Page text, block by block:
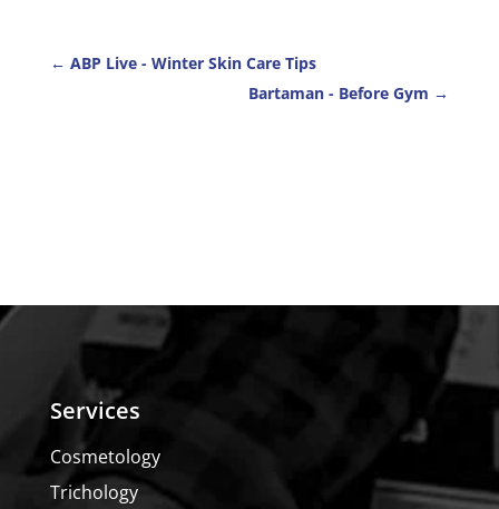
← ABP Live - Winter Skin Care Tips
Bartaman - Before Gym →
Services
Cosmetology
Trichology